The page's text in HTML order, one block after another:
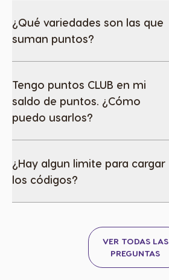
¿Qué variedades son las que
suman puntos?
Tengo puntos CLUB en mi
saldo de puntos. ¿Cómo
puedo usarlos?
¿Hay algun limite para cargar
los códigos?
VER TODAS LAS
PREGUNTAS